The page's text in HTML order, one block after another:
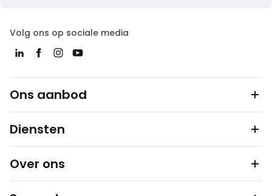
Volg ons op sociale media
Ons aanbod
Diensten
Over ons